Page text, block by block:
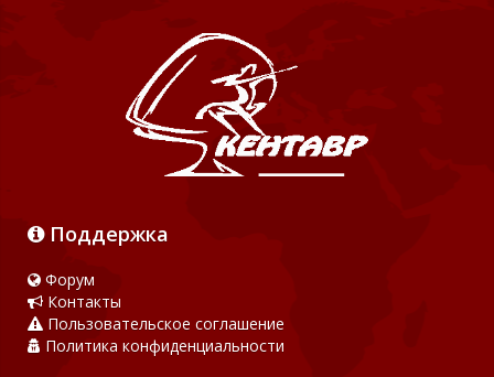
Поддержка
Форум
Контакты
Пользовательское соглашение
Политика конфиденциальности